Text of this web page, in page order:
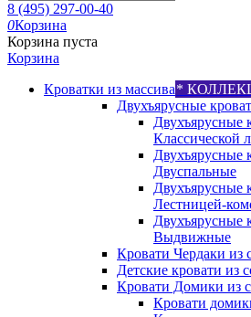
8 (495) 297-00-40
0Корзина
Корзина пуста
Корзина
Кроватки из массива*
Двухъярусные
Двухъярусные
Классической
Двухъярусные
Двуспальные
Двухъярусные
Лестницей-
Двухъярусные
Выдвижные
Кровати Чердаки из
Детские кровати из
Кровати Домики из
Кровати